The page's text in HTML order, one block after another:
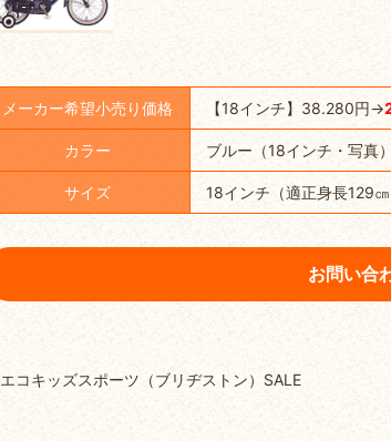
メーカー希望小売り価格 【18インチ】38.280円→
カラー ブルー（18インチ・写真）
サイズ 18インチ（適正身長129㎝
お問い合
エコキッズスポーツ（ブリヂストン）SALE